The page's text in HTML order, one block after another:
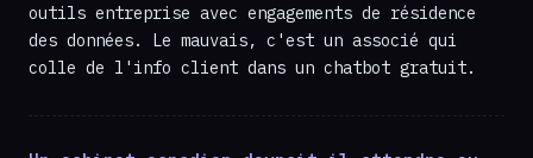
outils entreprise avec engagements de résidence
des données. Le mauvais, c'est un associé qui
colle de l'info client dans un chatbot gratuit.